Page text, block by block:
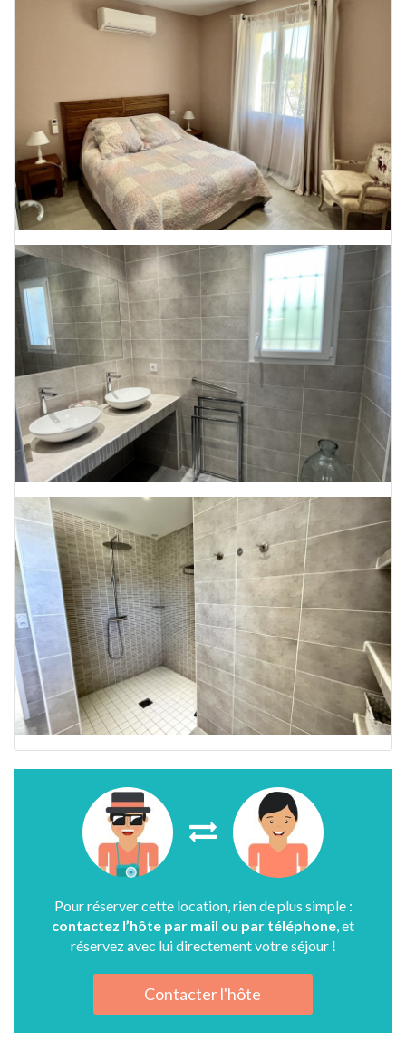
Pour réserver cette location, rien de plus simple :
contactez l’hôte par mail ou par téléphone , et
réservez avec lui directement votre séjour !
Contacter l'hôte